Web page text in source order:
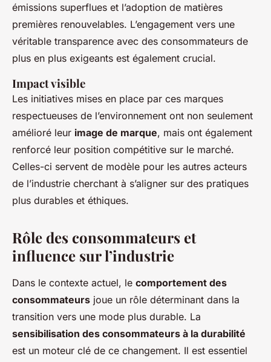
émissions superflues et l’adoption de matières
premières renouvelables. L’engagement vers une
véritable transparence avec des consommateurs de
plus en plus exigeants est également crucial.
Impact visible
Les initiatives mises en place par ces marques
respectueuses de l’environnement ont non seulement
amélioré leur image de marque, mais ont également
renforcé leur position compétitive sur le marché.
Celles-ci servent de modèle pour les autres acteurs
de l’industrie cherchant à s’aligner sur des pratiques
plus durables et éthiques.
Rôle des consommateurs et
influence sur l’industrie
Dans le contexte actuel, le comportement des
consommateurs joue un rôle déterminant dans la
transition vers une mode plus durable. La
sensibilisation des consommateurs à la durabilité
est un moteur clé de ce changement. Il est essentiel